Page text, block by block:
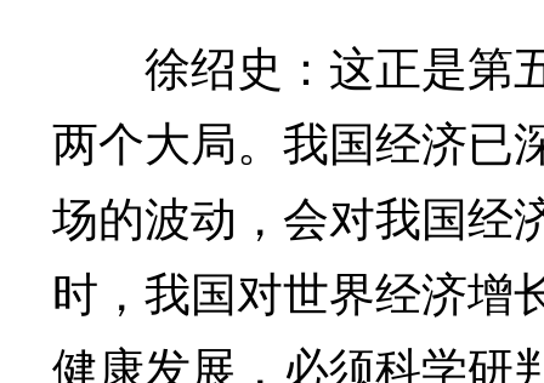
徐绍史：这正是第五
两个大局。我国经济已
场的波动，会对我国经
时，我国对世界经济增
健康发展，必须科学研